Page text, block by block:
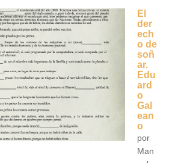
El
der
ech
o de
soñ
ar.
Edu
ard
o
Gal
ean
o
por
Man